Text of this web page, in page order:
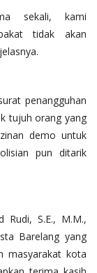
sekali, kami
tidak akan
penangguhan
tujuh orang yang
demo untuk
pun ditarik
S.E., M.M.,
Barelang yang
masyarakat kota